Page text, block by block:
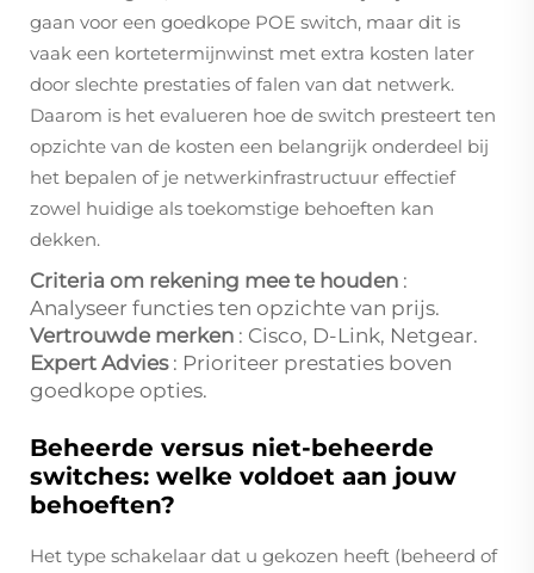
gaan voor een goedkope POE switch, maar dit is
vaak een kortetermijnwinst met extra kosten later
door slechte prestaties of falen van dat netwerk.
Daarom is het evalueren hoe de switch presteert ten
opzichte van de kosten een belangrijk onderdeel bij
het bepalen of je netwerkinfrastructuur effectief
zowel huidige als toekomstige behoeften kan
dekken.
Criteria om rekening mee te houden :
Analyseer functies ten opzichte van prijs.
Vertrouwde merken : Cisco, D-Link, Netgear.
Expert Advies : Prioriteer prestaties boven
goedkope opties.
Beheerde versus niet-beheerde
switches: welke voldoet aan jouw
behoeften?
Het type schakelaar dat u gekozen heeft (beheerd of